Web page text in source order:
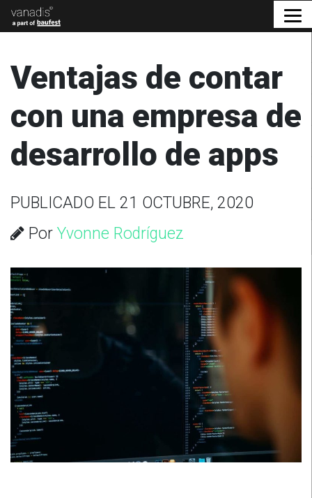
Ventajas de contar
con una empresa de
desarrollo de apps
PUBLICADO EL 21 OCTUBRE, 2020
Por Yvonne Rodríguez